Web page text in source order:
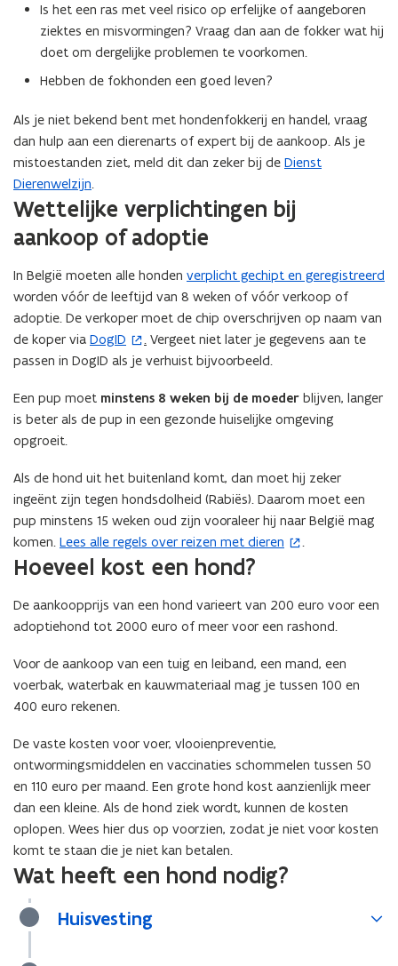
Is het een ras met veel risico op erfelijke of aangeboren
ziektes en misvormingen? Vraag dan aan de fokker wat hij
doet om dergelijke problemen te voorkomen.
Hebben de fokhonden een goed leven?
Als je niet bekend bent met hondenfokkerij en handel, vraag
dan hulp aan een dierenarts of expert bij de aankoop. Als je
mistoestanden ziet, meld dit dan zeker bij de Dienst
Dierenwelzijn.
Wettelijke verplichtingen bij
aankoop of adoptie
In België moeten alle honden verplicht gechipt en geregistreerd
worden vóór de leeftijd van 8 weken of vóór verkoop of
adoptie. De verkoper moet de chip overschrijven op naam van
de koper via DogID
(
o
e
n
e
u
w
n
s
t
r
)
. Vergeet niet later je gegevens aan te
passen in DogID als je verhuist bijvoorbeeld.
Een pup moet minstens 8 weken bij de moeder blijven, langer
is beter als de pup in een gezonde huiselijke omgeving
opgroeit.
Als de hond uit het buitenland komt, dan moet hij zeker
ingeënt zijn tegen hondsdolheid (Rabiës). Daarom moet een
pup minstens 15 weken oud zijn vooraleer hij naar België mag
komen. Lees alle regels over reizen met dieren
(
o
e
n
n
n
w
n
s
e
.
Hoeveel kost een hond?
De aankoopprijs van een hond varieert van 200 euro voor een
adoptiehond tot 2000 euro of meer voor een rashond.
Voor de aankoop van een tuig en leiband, een mand, een
voerbak, waterbak en kauwmateriaal mag je tussen 100 en
400 euro rekenen.
De vaste kosten voor voer, vlooienpreventie,
ontwormingsmiddelen en vaccinaties schommelen tussen 50
en 110 euro per maand. Een grote hond kost aanzienlijk meer
dan een kleine. Als de hond ziek wordt, kunnen de kosten
oplopen. Wees hier dus op voorzien, zodat je niet voor kosten
komt te staan die je niet kan betalen.
Wat heeft een hond nodig?
Huisvesting